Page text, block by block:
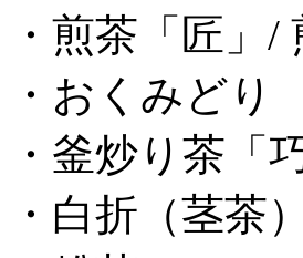
・煎茶「匠」/
・おくみどり
・釜炒り茶「巧
・白折（茎茶